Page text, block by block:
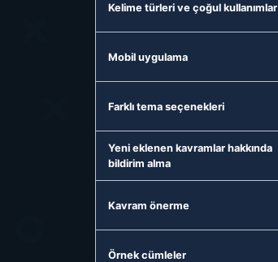
Kelime türleri ve çoğul kullanımlar
Mobil uygulama
Farklı tema seçenekleri
Yeni eklenen kavramlar hakkında
bildirim alma
Kavram önerme
Örnek cümleler